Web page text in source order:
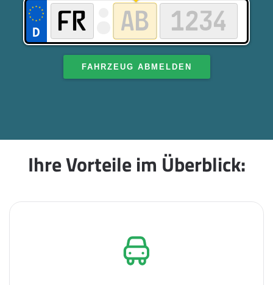
FAHRZEUG ABMELDEN
Ihre Vorteile im Überblick: